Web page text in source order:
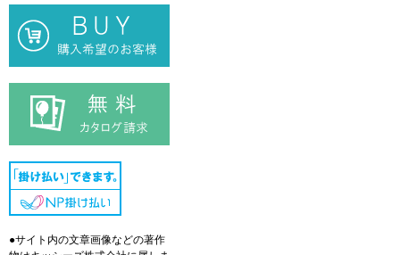
●サイト内の文章画像などの著作